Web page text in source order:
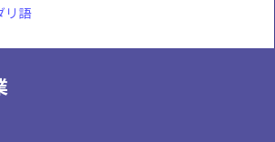
リ語